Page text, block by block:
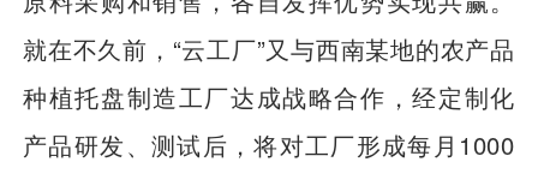
就在不久前，“云工厂”又与西南某地的农产品
种植托盘制造工厂达成战略合作，经定制化
产品研发、测试后，将对工厂形成每月1000